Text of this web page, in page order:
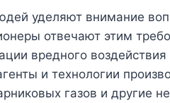
уделяют внимание
отвечают этим
вредного
и технологии
газов и другие